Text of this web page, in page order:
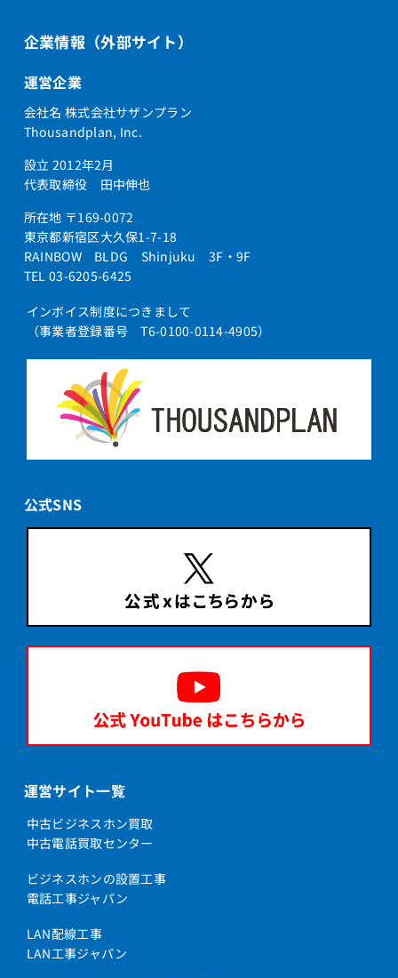
企業情報（外部サイト）
運営企業
会社名 株式会社サザンプラン
Thousandplan, Inc.
設立 2012年2月
代表取締役 田中伸也
所在地 〒169-0072
東京都新宿区大久保1-7-18
RAINBOW BLDG Shinjuku 3F・9F
TEL 03-6205-6425
インボイス制度につきまして
（事業者登録番号 T6-0100-0114-4905）
公式SNS
運営サイト一覧
中古ビジネスホン買取
中古電話買取センター
ビジネスホンの設置工事
電話工事ジャパン
LAN配線工事
LAN工事ジャパン